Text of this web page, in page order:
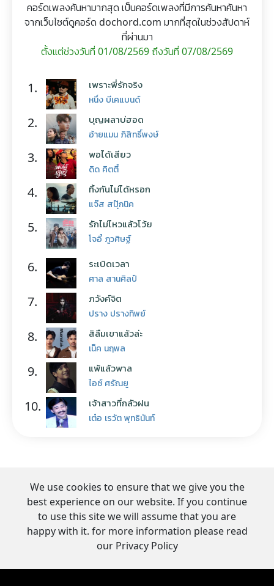
คอร์ดเพลงค้นหามากสุด เป็นคอร์ดเพลงที่มีการค้นหาค้นหา
จากเว็บไซต์ดูคอร์ด dochord.com มากที่สุดในช่วงสัปดาห์
ที่ผ่านมา
ตั้งแต่ช่วงวันที่ 01/08/2569 ถึงวันที่ 07/08/2569
1. เพราะพี่รักจริง
หนึ่ง บีเคแบนด์
2. บุญผลาบ่ฮอด
อ้ายแมน ภิสิทธิ์พงษ์
3. พอได้เสียว
ดิด คิตตี้
4. ทิ้งกันไม่ได้หรอก
แจ๊ส สปุ๊กนิค
5. รักไม่ไหวแล้วโว้ย
โจอี้ ภูวศิษฐ์
6. ระเบิดเวลา
ศาล สานศิลป์
7. ภวังค์จิต
ปราง ปรางทิพย์
8. สิลืมเขาแล้วล่ะ
เน็ค นฤพล
9. แพ้แล้วพาล
ไอซ์ ศรัณยู
10. เจ้าสาวที่กลัวฝน
เต๋อ เรวัต พุทธินันท์
We use cookies to ensure that we give you the
best experience on our website. If you continue
to use this site we will assume that you are
happy with it. for more information please read
our Privacy Policy